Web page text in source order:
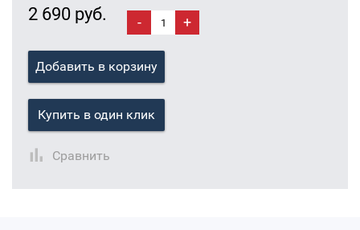
2 690 руб. - +
Добавить в корзину
Купить в один клик
Сравнить